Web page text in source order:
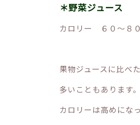
＊野菜ジュース
カロリー ６０～８
果物ジュースに比べ
多いこともあります
カロリーは高めにな